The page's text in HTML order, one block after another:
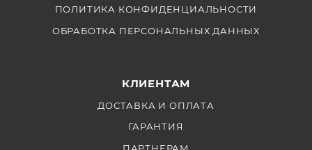
ПОЛИТИКА КОНФИДЕНЦИАЛЬНОСТИ
ОБРАБОТКА ПЕРСОНАЛЬНЫХ ДАННЫХ
КЛИЕНТАМ
ДОСТАВКА И ОПЛАТА
ГАРАНТИЯ